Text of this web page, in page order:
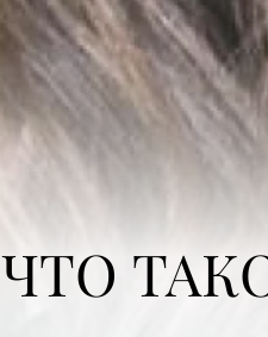
ЧТО